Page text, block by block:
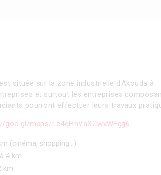
située sur la zone industrielle d’Akouda à
et surtout les entreprises
pourront effectuer leurs travaux
goo.gl/maps/Lc4qHnVaXCwvWEgg6
(cinéma, shopping…)
4 km
km